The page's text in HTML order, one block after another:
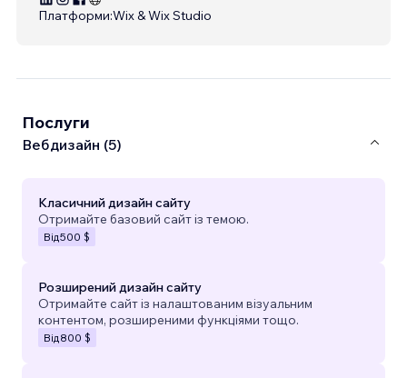
Платформи:Wix & Wix Studio
Послуги
Вебдизайн (5)
Класичний дизайн сайту
Отримайте базовий сайт із темою.
Від500 $
Розширений дизайн сайту
Отримайте сайт із налаштованим візуальним
контентом, розширеними функціями тощо.
Від 800 $